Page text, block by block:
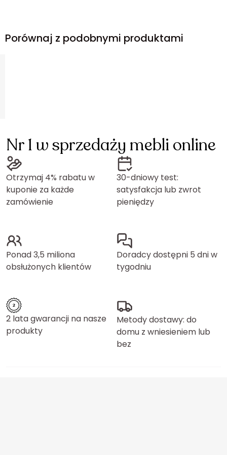
Porównaj z podobnymi produktami
Nr 1 w sprzedaży mebli online
Otrzymaj 4% rabatu w
kuponie za każde
zamówienie
30-dniowy test:
satysfakcja lub zwrot
pieniędzy
Ponad 3,5 miliona
obsłużonych klientów
Doradcy dostępni 5 dni w
tygodniu
2 lata gwarancji na nasze
produkty
Metody dostawy: do
domu z wniesieniem lub
bez